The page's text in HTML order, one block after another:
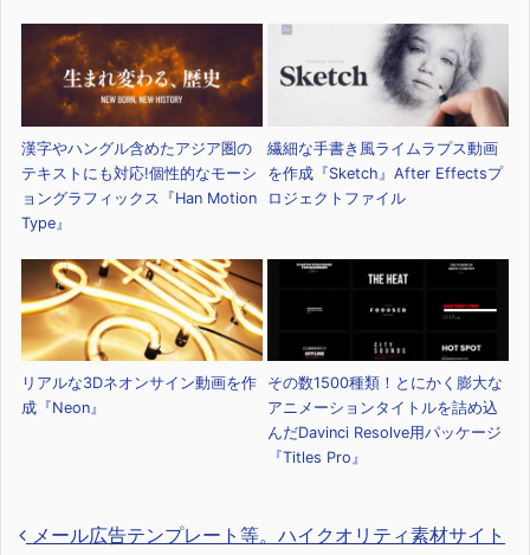
漢字やハングル含めたアジア圏の
テキストにも対応!個性的なモーシ
ョングラフィックス『Han Motion
Type』
繊細な手書き風ライムラプス動画
を作成『Sketch』After Effectsプ
ロジェクトファイル
リアルな3Dネオンサイン動画を作
成『Neon』
その数1500種類！とにかく膨大な
アニメーションタイトルを詰め込
んだDavinci Resolve用パッケージ
『Titles Pro』
メール広告テンプレート等。ハイクオリティ素材サイト